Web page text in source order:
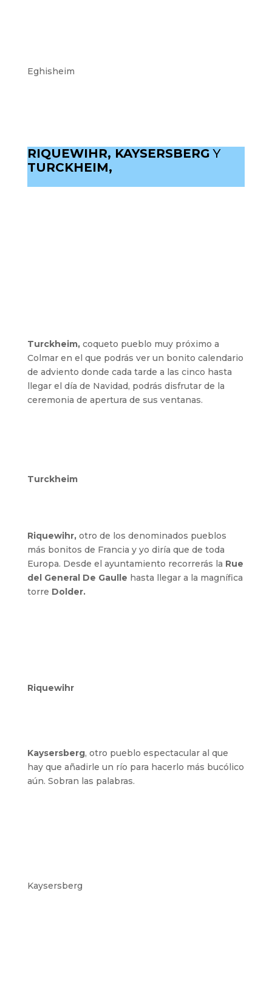
Eghisheim
RIQUEWIHR, KAYSERSBERG Y
TURCKHEIM,
Turckheim,coqueto pueblo muy próximo a
Colmar en el que podrás ver un bonito calendario
de adviento donde cada tarde a las cinco hasta
llegar el día de Navidad, podrás disfrutar de la
ceremonia de apertura de sus ventanas.
Turckheim
Riquewihr,otro de los denominados pueblos
más bonitos de Francia y yo diría que de toda
Europa. Desde el ayuntamiento recorrerás la Rue
del General De Gaulle hasta llegar a la magnífica
torre Dolder.
Riquewihr
Kaysersberg, otro pueblo espectacular al que
hay que añadirle un río para hacerlo más bucólico
aún. Sobran las palabras.
Kaysersberg